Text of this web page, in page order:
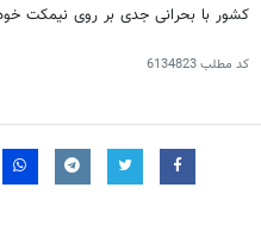
کشور با بحرانی جدی بر روی نیمکت
کد مطلب6134823